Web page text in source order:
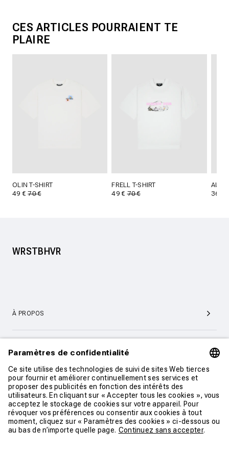
CES ARTICLES POURRAIENT TE
PLAIRE
OLIN T-SHIRT
49 €70 €
FRELL T-SHIRT
49 €70 €
36 €
WRSTBHVR
À PROPOS
CONTACT